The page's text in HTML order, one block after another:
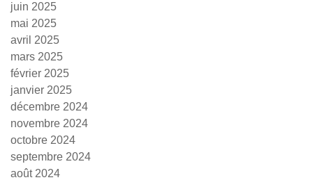
juin 2025
mai 2025
avril 2025
mars 2025
février 2025
janvier 2025
décembre 2024
novembre 2024
octobre 2024
septembre 2024
août 2024